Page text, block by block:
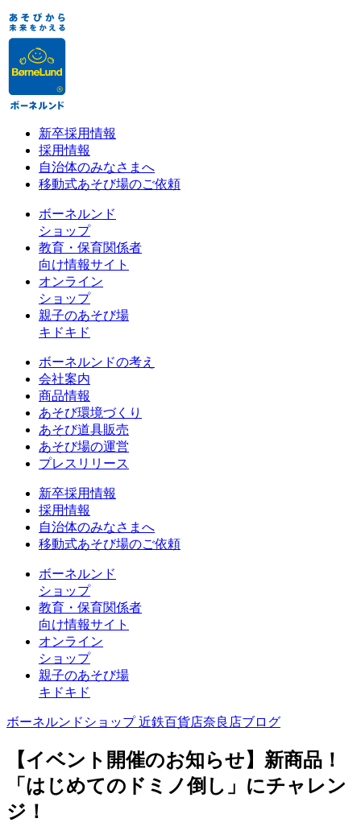
新卒採用情報
採用情報
自治体のみなさまへ
移動式あそび場のご依頼
ボーネルンド
ショップ
教育・保育関係者
向け情報サイト
オンライン
ショップ
親子のあそび場
キドキド
ボーネルンドの考え
会社案内
商品情報
あそび環境づくり
あそび道具販売
あそび場の運営
プレスリリース
新卒採用情報
採用情報
自治体のみなさまへ
移動式あそび場のご依頼
ボーネルンド
ショップ
教育・保育関係者
向け情報サイト
オンライン
ショップ
親子のあそび場
キドキド
ボーネルンドショップ 近鉄百貨店奈良店ブログ
【イベント開催のお知らせ】新商品！
「はじめてのドミノ倒し」にチャレン
ジ！